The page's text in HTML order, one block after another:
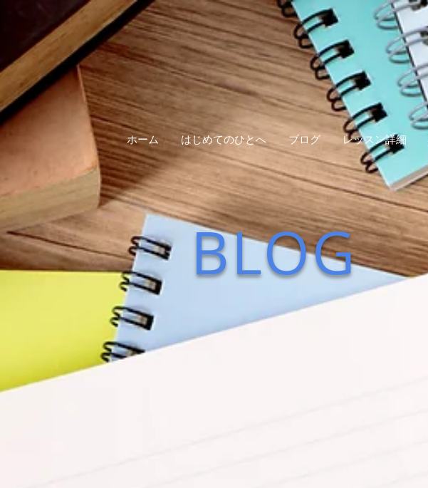
ホーム はじめてのひとへ ブログ レッスン詳細
BLOG